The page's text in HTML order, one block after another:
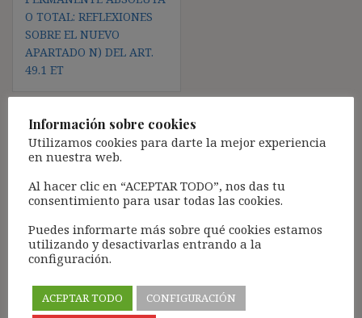
O TOTAL: REFLEXIONES
SOBRE EL NUEVO
APARTADO N) DEL ART.
49.1 ET
Deja una respuesta
campos obligatorios están marcados con*
Información sobre cookies
Utilizamos cookies para darte la mejor experiencia
en nuestra web.
Al hacer clic en “ACEPTAR TODO”, nos das tu
consentimiento para usar todas las cookies.
Puedes informarte más sobre qué cookies estamos
utilizando y desactivarlas entrando a la
configuración.
ACEPTAR TODO
CONFIGURACIÓN